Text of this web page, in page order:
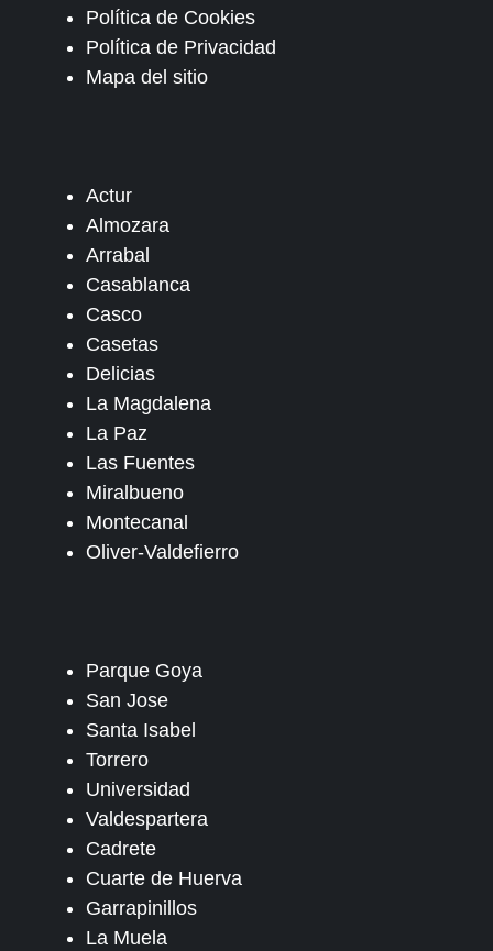
Política de Cookies
Política de Privacidad
Mapa del sitio
Actur
Almozara
Arrabal
Casablanca
Casco
Casetas
Delicias
La Magdalena
La Paz
Las Fuentes
Miralbueno
Montecanal
Oliver-Valdefierro
Parque Goya
San Jose
Santa Isabel
Torrero
Universidad
Valdespartera
Cadrete
Cuarte de Huerva
Garrapinillos
La Muela